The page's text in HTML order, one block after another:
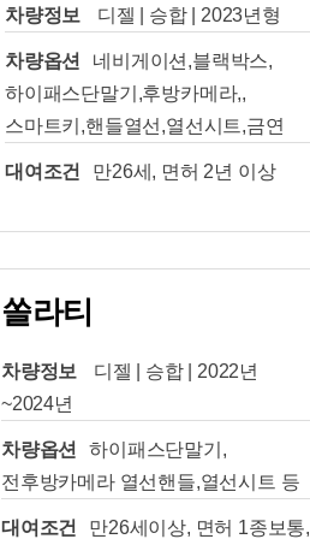
차량정보 디젤 | 승합 | 2023년형
차량옵션
네비게이션,블랙박스,
하이패스단말기,후방카메라,,
스마트키,핸들열선,열선시트,금연
대여조건 만26세, 면허 2년 이상
쏠라티
차량정보
디젤 | 승합 | 2022년
~2024년
차량옵션
하이패스단말기,
전후방카메라 열선핸들,열선시트 등
대여조건 만26세이상, 면허 1종보통,